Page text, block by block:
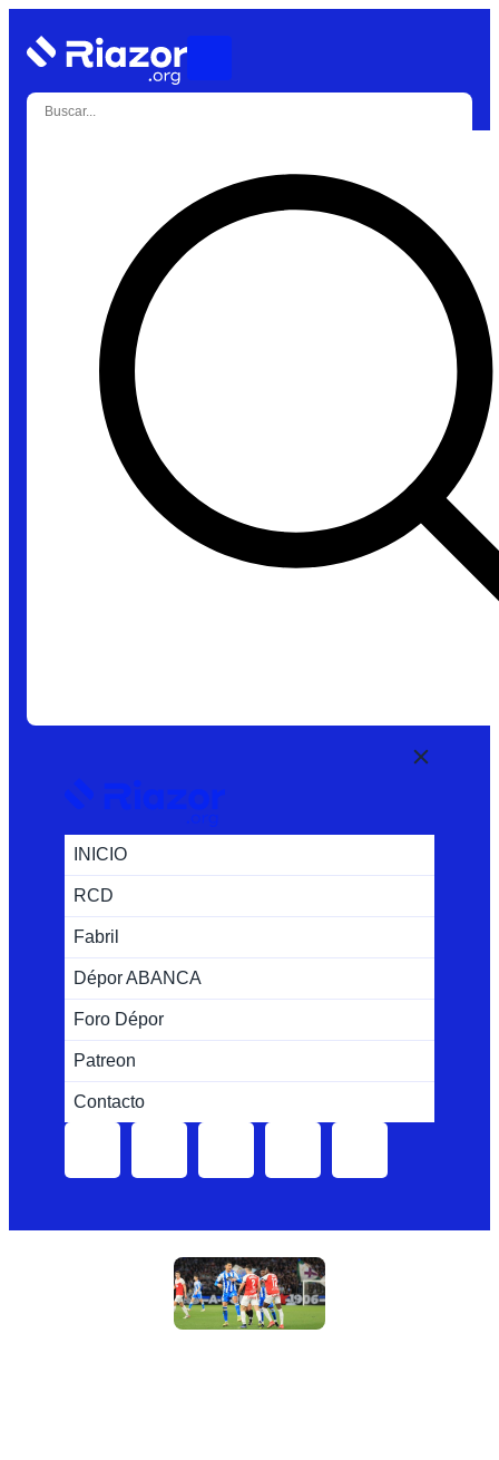
INICIO
RCD
Fabril
Dépor ABANCA
Foro Dépor
Patreon
Contacto